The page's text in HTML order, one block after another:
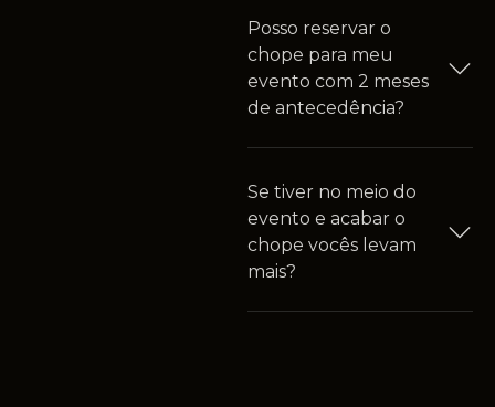
Posso reservar o
chope para meu
evento com 2 meses
de antecedência?
Se tiver no meio do
evento e acabar o
chope vocês levam
mais?